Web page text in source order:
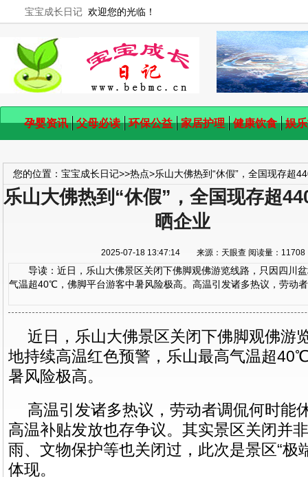
宝宝成长日记 欢迎您的光临！
孕婴资讯 父母必读 环保公益 家居护理 健康饮食 娱
您的位置： 宝宝成长日记>>热点>乐山大佛热到“休假”，全国现存超
乐山大佛热到“休假”，全国现存超
晒企业
2025-07-18 13:47:14 来源：天眼查 阅读量：
导读：近日，乐山大佛景区关闭下佛脚观佛游览线路，只因四川盆
气温超40℃，佛脚平台游客中暑风险极高。高温引发诸多热议，劳动
近日，乐山大佛景区关闭下佛脚观佛游
地持续高温红色预警，乐山最高气温超
暑风险极高。
高温引发诸多热议，劳动者调侃何时能
高温补贴发放也存争议。其实景区关闭并
雨、文物保护等也关闭过，此次是景区“极
体现。